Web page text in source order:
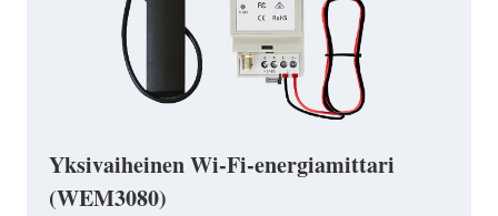
Yksivaiheinen Wi-Fi-energiamittari
(WEM3080)